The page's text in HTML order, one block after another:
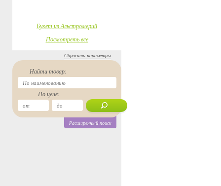
Букет из Альстромерий
Посмотреть все
Найти товар:
По цене:
Сбросить параметры
Расширенный поиск